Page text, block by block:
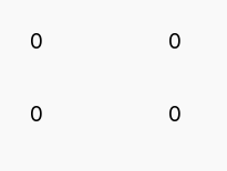
0 0
0 0